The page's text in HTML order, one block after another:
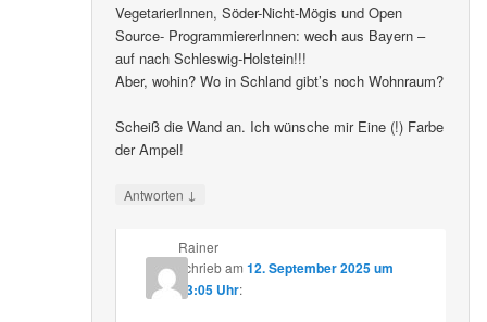
VegetarierInnen, Söder-Nicht-Mögis und Open
Source- ProgrammiererInnen: wech aus Bayern –
auf nach Schleswig-Holstein!!!
Aber, wohin? Wo in Schland gibt’s noch Wohnraum?
Scheiß die Wand an. Ich wünsche mir Eine (!) Farbe
der Ampel!
Antworten ↓
Rainer
schriebam 12. September 2025 um
23:05 Uhr: